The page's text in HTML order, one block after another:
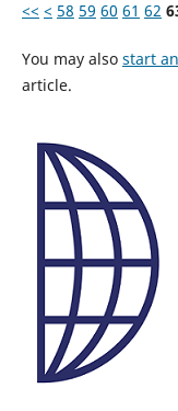
<< < 58 59 60 61 62
You may also start
article.